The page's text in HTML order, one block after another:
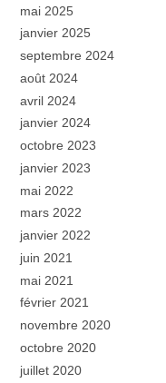
mai 2025
janvier 2025
septembre 2024
août 2024
avril 2024
janvier 2024
octobre 2023
janvier 2023
mai 2022
mars 2022
janvier 2022
juin 2021
mai 2021
février 2021
novembre 2020
octobre 2020
juillet 2020